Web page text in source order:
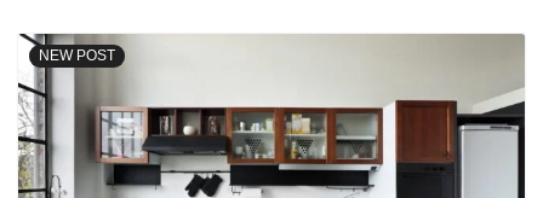
NEW POST